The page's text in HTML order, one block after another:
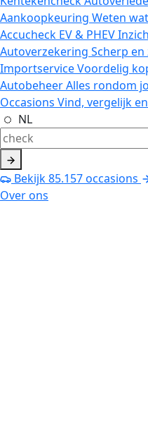
Aankoopkeuring Weten
Accucheck EV & PHEV
Autoverzekering Scherp
ImportserviceVoordelig
AutobeheerAlles rondom
Occasions Vind, vergelijk
NL
Bekijk85.157occasions
Over ons